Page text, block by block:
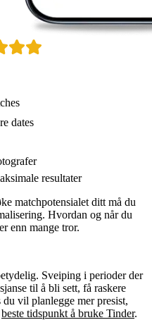
dates
resultater
matchpotensialet ditt må du
Hvordan og når du
enn mange tror.
Sveiping i perioder der
til å bli sett, få raskere
vil planlegge mer presist,
beste tidspunkt å bruke Tinder.